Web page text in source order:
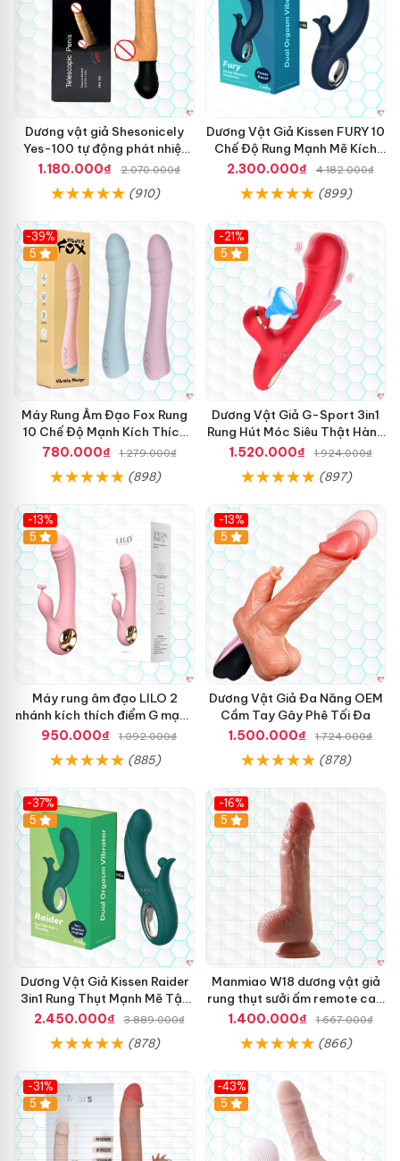
p
l
n
Q
u
ố
c
,
t
r
g
à
đ
ồ
g
ớ
n
.
Dương vật giả Shesonicely
Yes-100 tự động phát nhiệt
thụt
1.180.000₫ 2.070.000₫
(910)
Dương Vật Giả Kissen FURY 10
Chế Độ Rung Mạnh Mẽ Kích
Thích
2.300.000₫ 4.182.000₫
(899)
-39%
Hot
5
Máy Rung Âm Đạo Fox Rung
10 Chế Độ Mạnh Kích Thích
Cực Sướng
780.000₫ 1.279.000₫
(898)
-21%
Hot
5
Dương Vật Giả G-Sport 3in1
Rung Hút Móc Siêu Thật Hàng
Hot
1.520.000₫ 1.924.000₫
(897)
-13%
Hot
5
Máy rung âm đạo LILO 2
nhánh kích thích điểm G mạnh
mẽ
950.000₫ 1.092.000₫
(885)
-13%
Hot
5
Dương Vật Giả Đa Năng OEM
Cầm Tay Gây Phê Tối Đa
1.500.000₫
1.724.000₫
(878)
-37%
Hot
5
Dương Vật Giả Kissen Raider
3in1 Rung Thụt Mạnh Mẽ Tận
Hưởng
2.450.000₫ 3.889.000₫
(878)
-16%
Hot
5
Manmiao W18 dương vật giả
rung thụt sưởi ấm remote cao
cấp
1.400.000₫ 1.667.000₫
(866)
-31%
5
-43%
Hot
5